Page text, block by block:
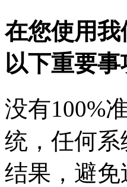
在您使用
以下重要事
没有100%
统，任何
结果，避免